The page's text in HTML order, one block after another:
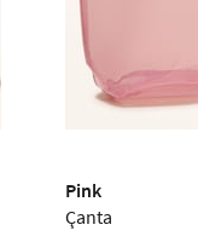
Pink
Çanta